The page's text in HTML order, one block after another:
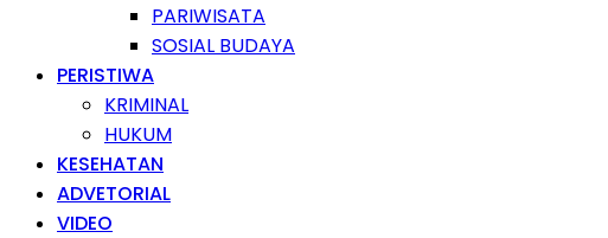
PARIWISATA
SOSIAL BUDAYA
PERISTIWA
KRIMINAL
HUKUM
KESEHATAN
ADVETORIAL
VIDEO